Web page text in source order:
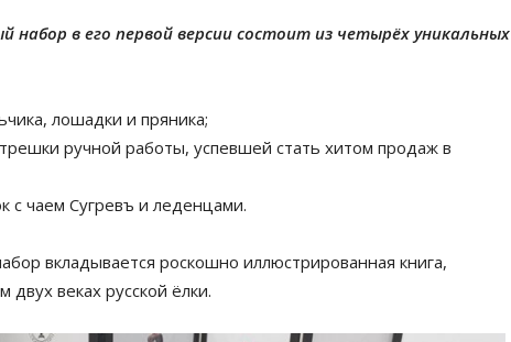
набор в его первой версии состоит из четырёх уникальных
лошадки и пряника;
ручной работы, успевшей стать хитом продаж в
с чаем Сугревъ и леденцами.
вкладывается роскошно иллюстрированная книга,
веках русской ёлки.